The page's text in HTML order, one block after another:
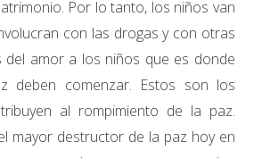
Por lo tanto, los niños van
con las drogas y con otras
del amor a los niños que es donde
deben comenzar. Estos son los
al rompimiento de la paz.
mayor destructor de la paz hoy en